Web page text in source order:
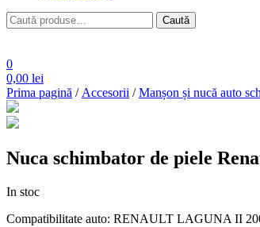
Caută
după:
Caută
0
0,00 lei
Prima pagină /Accesorii /Manșon și nucă auto
Nuca schimbator de piele
In stoc
Compatibilitate auto: RENAULT LAGUNA II